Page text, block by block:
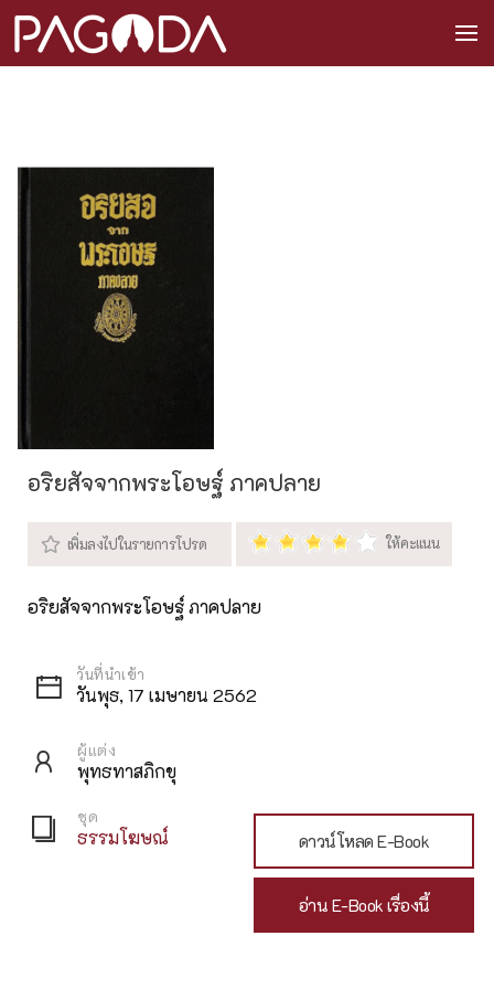
อริยสัจจากพระโอษฐ์ ภาคปลาย
อริยสัจจากพระโอษฐ์ ภาคปลาย
วันพุธ, 17 เมษายน 2562
ผู้แต่ง
พุทธทาสภิกขุ
ชุด
ธรรมโฆษณ์ ดาวน์โหลด E-Book
อ่าน E-Book เรื่องนี้